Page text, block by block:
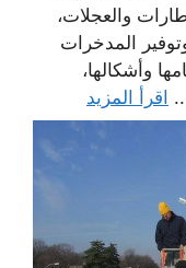
والعجلات،
المدخرات
وأشكالها،
اقرأ المزيد